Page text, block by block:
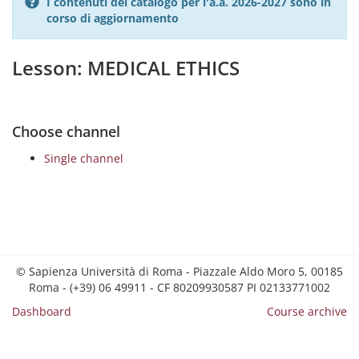
corso di aggiornamento
Lesson: MEDICAL ETHICS
Choose channel
Single channel
© Sapienza Università di Roma - Piazzale Aldo Moro 5, 00185
Roma - (+39) 06 49911 - CF 80209930587 PI 02133771002
Dashboard
Course archive